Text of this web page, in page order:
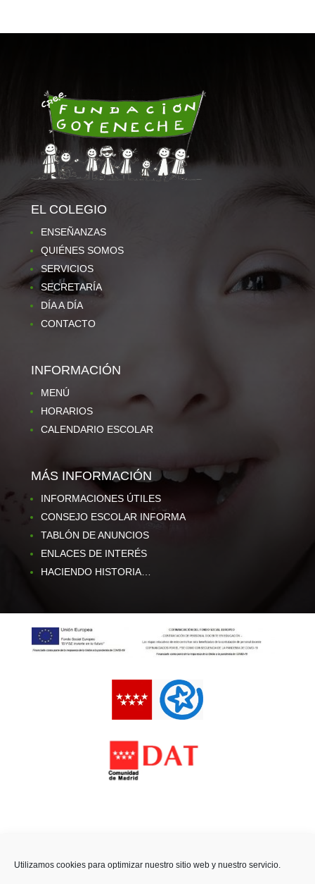
Utilizamos cookies para optimizar nuestro sitio web y nuestro servicio.
EL COLEGIO
ENSEÑANZAS
QUIÉNES SOMOS
SERVICIOS
SECRETARÍA
DÍA A DÍA
CONTACTO
INFORMACIÓN
MENÚ
HORARIOS
CALENDARIO ESCOLAR
MÁS INFORMACIÓN
INFORMACIONES ÚTILES
CONSEJO ESCOLAR INFORMA
TABLÓN DE ANUNCIOS
ENLACES DE INTERÉS
HACIENDO HISTORIA…